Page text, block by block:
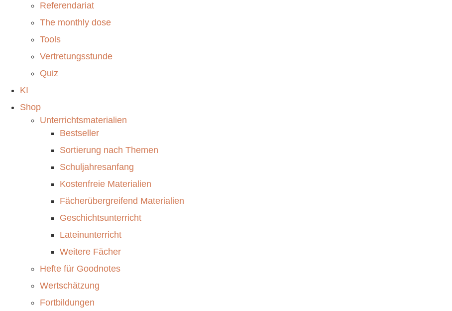
Referendariat
The monthly dose
Tools
Vertretungsstunde
Quiz
KI
Shop
Unterrichtsmaterialien
Bestseller
Sortierung nach Themen
Schuljahresanfang
Kostenfreie Materialien
Fächerübergreifend Materialien
Geschichtsunterricht
Lateinunterricht
Weitere Fächer
Hefte für Goodnotes
Wertschätzung
Fortbildungen